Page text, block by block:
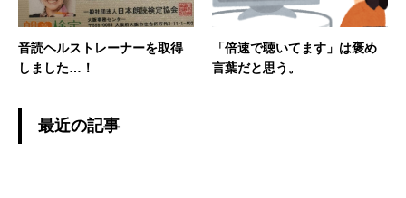
音読ヘルストレーナーを取得
しました…！
「倍速で聴いてます」は褒め
言葉だと思う。
最近の記事